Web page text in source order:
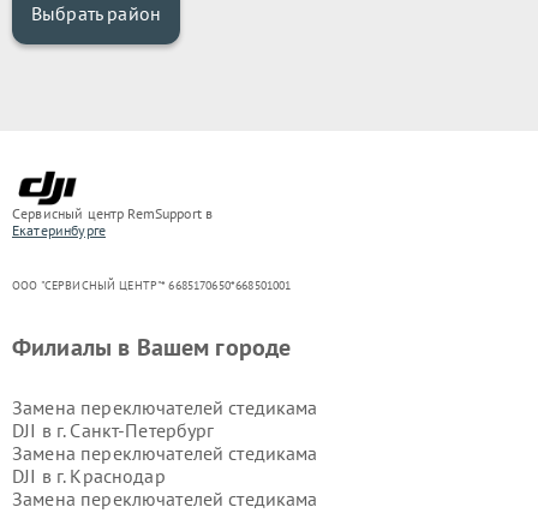
Выбрать район
Сервисный центр RemSupport в
Екатеринбурге
ООО "СЕРВИСНЫЙ ЦЕНТР"* 6685170650*668501001
Филиалы в Вашем городе
Замена переключателей стедикама
DJI в г. Санкт-Петербург
Замена переключателей стедикама
DJI в г. Краснодар
Замена переключателей стедикама